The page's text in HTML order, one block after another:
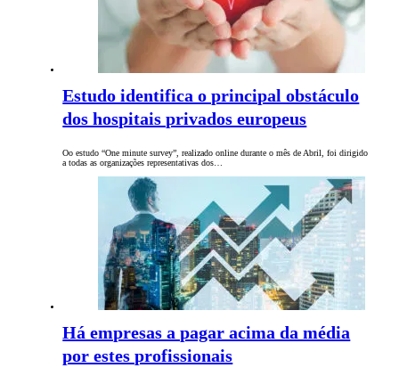
Estudo identifica o principal obstáculo
dos hospitais privados europeus
Oo estudo “One minute survey”, realizado online durante o mês de Abril, foi dirigido
a todas as organizações representativas dos…
Há empresas a pagar acima da média
por estes profissionais